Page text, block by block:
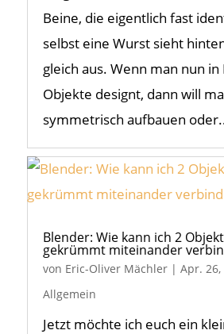
Beine, die eigentlich fast
selbst eine Wurst sieht
gleich aus. Wenn man nun
Objekte designt, dann will
symmetrisch aufbauen
Blender: Wie kann ich 2
gekrümmt miteinander
von Eric-Oliver Mächler| Apr. 26,
Allgemein
Jetzt möchte ich euch ein